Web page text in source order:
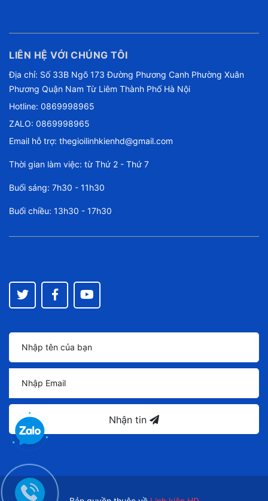
LIÊN HỆ VỚI CHÚNG TÔI
Địa chỉ: Số 33B Ngõ 173 Đường Phương Canh Phường Xuân
Phương Quận Nam Từ Liêm Thành Phố Hà Nội
Hotline: 0869998965
ZALO: 0869998965
Email hỗ trợ: thegioilinhkienhd@gmail.com
Thời gian làm việc: từ Thứ 2 - Thứ 7
Buổi sáng: 7h30 - 11h30
Buổi chiều: 13h30 - 17h30
Nhận tin